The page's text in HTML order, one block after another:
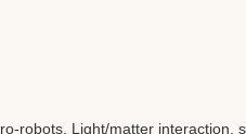
robots, Light/matter interaction,